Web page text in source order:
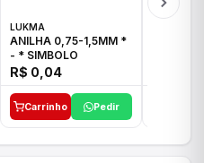
LUKMA
ANILHA 0,75-1,5MM *
- * SIMBOLO
R$ 0,04
Carrinho Pedir